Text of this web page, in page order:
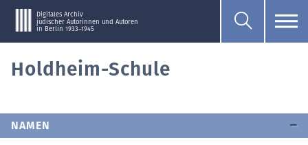
Digitales Archiv
jüdischer Autorinnen und Autoren
in Berlin 1933–1945
Holdheim-Schule
NAMEN